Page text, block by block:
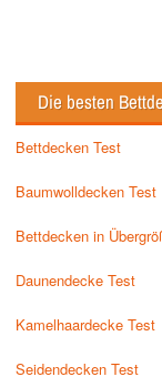
Die besten
Bettdecken Test
Baumwolldecken Test
Bettdecken in
Daunendecke Test
Kamelhaardecke Test
Seidendecken Test